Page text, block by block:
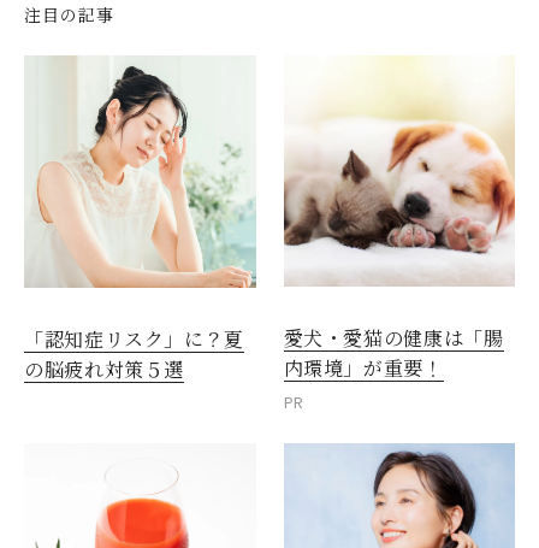
注目の記事
「認知症リスク」に？夏
の脳疲れ対策５選
愛犬・愛猫の健康は「腸
内環境」が重要！
PR